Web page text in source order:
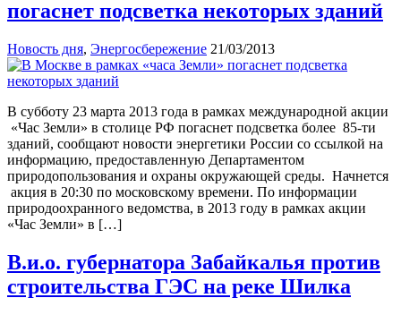
погаснет подсветка некоторых зданий
Новость дня, Энергосбережение 21/03/2013
В субботу 23 марта 2013 года в рамках международной акции
«Час Земли» в столице РФ погаснет подсветка более 85-ти
зданий, сообщают новости энергетики России со ссылкой на
информацию, предоставленную Департаментом
природопользования и охраны окружающей среды. Начнется
акция в 20:30 по московскому времени. По информации
природоохранного ведомства, в 2013 году в рамках акции
«Час Земли» в […]
В.и.о. губернатора Забайкалья против
строительства ГЭС на реке Шилка